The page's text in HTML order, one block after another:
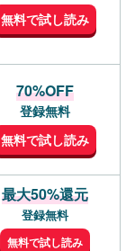
無料で試し読み
70%OFF
登録無料
無料で試し読み
最大50%還元
登録無料
無料で試し読み